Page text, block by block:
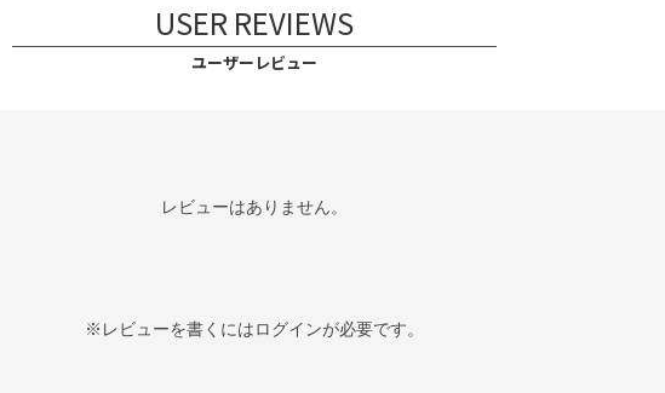
USER REVIEWS
ユーザーレビュー
レビューはありません。
※レビューを書くにはログインが必要です。